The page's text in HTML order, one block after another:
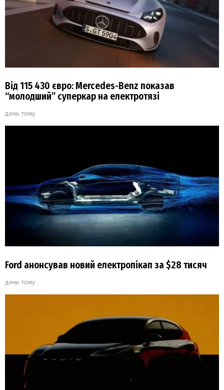
Від 115 430 євро: Mercedes-Benz показав
“молодший” суперкар на електротязі
день тому
Ford анонсував новий електропікап за $28 тисяч
день тому